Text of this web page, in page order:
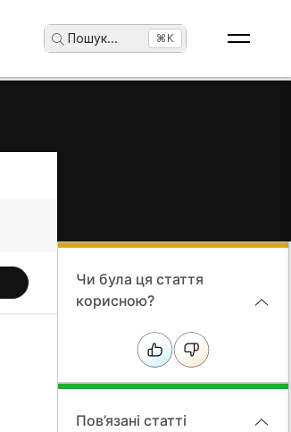
Пошук... ⌘K
Чи була ця стаття
корисною?
Пов’язані статті